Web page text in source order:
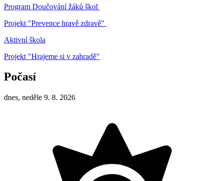
Program Doučování žáků škol
Projekt "Prevence hravě zdravě"
Aktivní škola
Projekt "Hrajeme si v zahradě"
Počasí
dnes, neděle 9. 8. 2026